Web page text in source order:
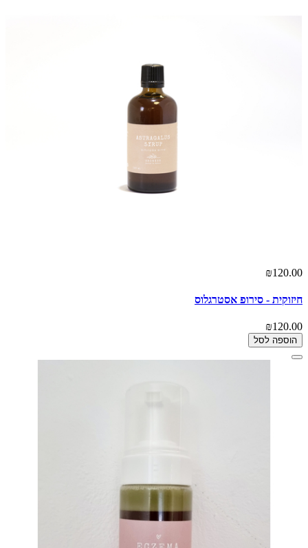
₪120.00
חיזוקית - סירופ אסטרגלוס
₪120.00
הוספה לסל